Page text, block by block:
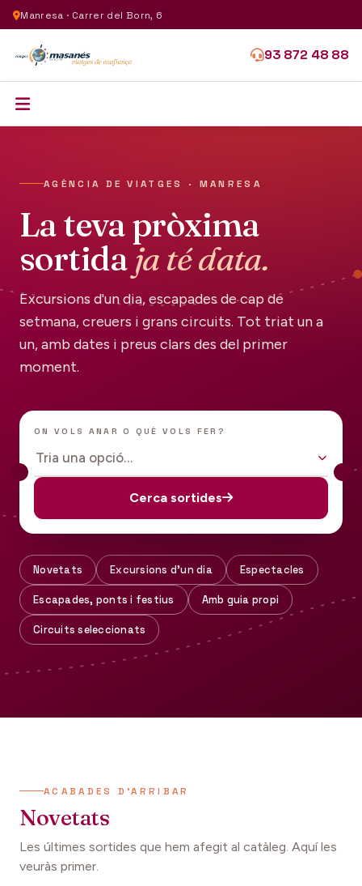
Manresa · Carrer del Born, 6
93 872 48 88
AGÈNCIA DE VIATGES · MANRESA
La teva pròxima
sortidaja té data.
Excursions d'un dia, escapades de cap de
setmana, creuers i grans circuits. Tot triat un a
un, amb dates i preus clars des del primer
moment.
ON VOLS ANAR O QUÈ VOLS FER?
Tria una opció…
Cerca sortides
Novetats Excursions d'un dia Espectacles
Escapades, ponts i festius Amb guia propi
Circuits seleccionats
ACABADES D'ARRIBAR
Novetats
Les últimes sortides que hem afegit al catàleg. Aquí les
veuràs primer.